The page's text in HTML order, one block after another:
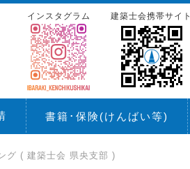
建築士会携帯サイト
インスタグラム
書籍･保険(けんばい等)
グ ( 建築士会 県央支部 )